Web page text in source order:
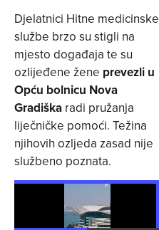
Djelatnici Hitne medicinske
službe brzo su stigli na
mjesto događaja te su
ozlijeđene žene prevezli u
Opću bolnicu Nova
Gradiška radi pružanja
liječničke pomoći. Težina
njihovih ozljeda zasad nije
službeno poznata.